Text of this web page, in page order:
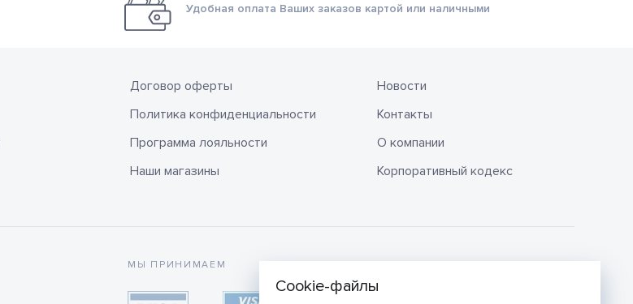
Удобная оплата Ваших заказов картой или наличными
Договор оферты
Политика конфиденциальности
Программа лояльности
Наши магазины
Новости
Контакты
О компании
Корпоративный кодекс
МЫ ПРИНИМАЕМ